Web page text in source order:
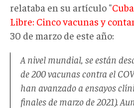
relataba en su artículo "
Libre: Cinco vacunas y
30 de marzo de este año:
A nivel mundial, se están
de 200 vacunas contra el
han avanzado a ensayos
finales de marzo de 2021).